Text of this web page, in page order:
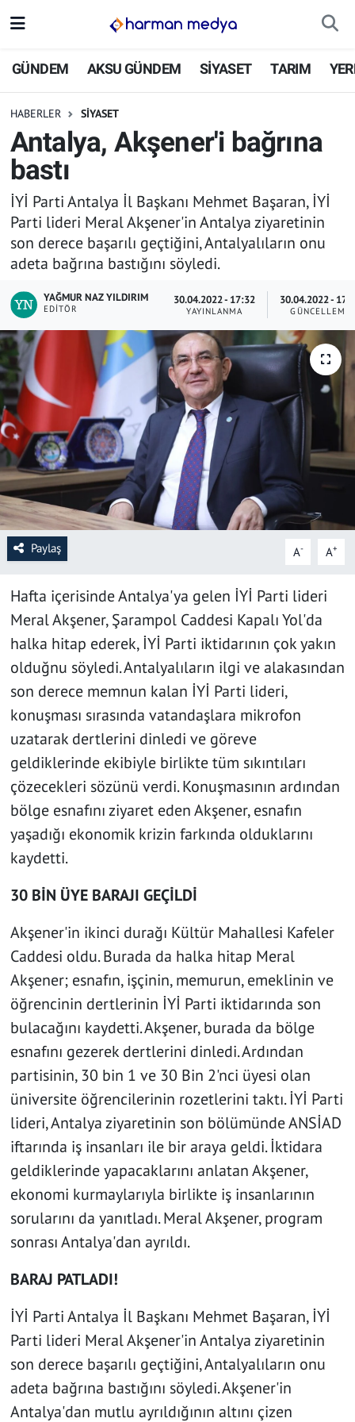
GÜNDEM AKSU GÜNDEM SİYASET TARIM
HABERLER SİYASET
Antalya, Akşener'i bağrına
bastı
İYİ Parti Antalya İl Başkanı Mehmet Başaran, İYİ
Parti lideri Meral Akşener'in Antalya ziyaretinin
son derece başarılı geçtiğini, Antalyalıların onu
adeta bağrına bastığını söyledi.
YAĞMUR NAZ YILDIRIM
EDITÖR
30.04.2022 - 17:32
YAYINLANMA
30.04.2022 -
GÜNCELLEME
Paylaş A- A+
Hafta içerisinde Antalya'ya gelen İYİ Parti lideri
Meral Akşener, Şarampol Caddesi Kapalı Yol'da
halka hitap ederek, İYİ Parti iktidarının çok yakın
olduğnu söyledi. Antalyalıların ilgi ve alakasından
son derece memnun kalan İYİ Parti lideri,
konuşması sırasında vatandaşlara mikrofon
uzatarak dertlerini dinledi ve göreve
geldiklerinde ekibiyle birlikte tüm sıkıntıları
çözecekleri sözünü verdi. Konuşmasının ardından
bölge esnafını ziyaret eden Akşener, esnafın
yaşadığı ekonomik krizin farkında olduklarını
kaydetti.
30 BİN ÜYE BARAJI GEÇİLDİ
Akşener'in ikinci durağı Kültür Mahallesi Kafeler
Caddesi oldu. Burada da halka hitap Meral
Akşener; esnafın, işçinin, memurun, emeklinin ve
öğrencinin dertlerinin İYİ Parti iktidarında son
bulacağını kaydetti. Akşener, burada da bölge
esnafını gezerek dertlerini dinledi. Ardından
partisinin, 30 bin 1 ve 30 Bin 2'nci üyesi olan
üniversite öğrencilerinin rozetlerini taktı. İYİ Parti
lideri, Antalya ziyaretinin son bölümünde ANSİAD
iftarında iş insanları ile bir araya geldi. İktidara
geldiklerinde yapacaklarını anlatan Akşener,
ekonomi kurmaylarıyla birlikte iş insanlarının
sorularını da yanıtladı. Meral Akşener, program
sonrası Antalya'dan ayrıldı.
BARAJ PATLADI!
İYİ Parti Antalya İl Başkanı Mehmet Başaran, İYİ
Parti lideri Meral Akşener'in Antalya ziyaretinin
son derece başarılı geçtiğini, Antalyalıların onu
adeta bağrına bastığını söyledi. Akşener'in
Antalya'dan mutlu ayrıldığının altını çizen
GÜNDEM
SİYASET
TARIM
YEREL YÖNETİMLER
EKONOMİ
ASAYİŞ
SAĞLIK
YAŞAM
KÜLTÜR SANAT
EĞİTİM
İstanbul Nöbetçi Eczaneler
İstanbul Trafik Yoğunluk Haritası
Süper Lig Puan Durumu ve Fikstür
Tüm Manşetler
Son Dakika Haberleri
Haber Arşivi